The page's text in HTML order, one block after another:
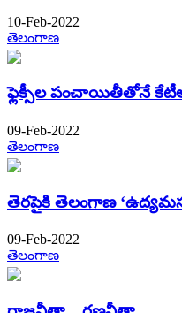
10-Feb-2022
తెలంగాణ
ఫ్లెక్సీల పంచాయితీతోనే
09-Feb-2022
తెలంగాణ
తెరపైకి తెలంగాణ
09-Feb-2022
తెలంగాణ